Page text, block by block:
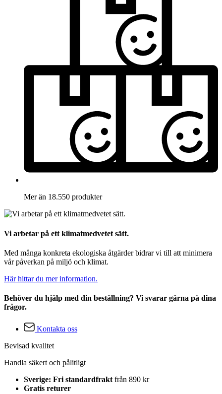
Mer än 18.550 produkter
Vi arbetar på ett klimatmedvetet sätt.
Med många konkreta ekologiska åtgärder bidrar vi till att minimera
vår påverkan på miljö och klimat.
Här hittar du mer information.
Behöver du hjälp med din beställning? Vi svarar gärna på dina
frågor.
Kontakta oss
Bevisad kvalitet
Handla säkert och pålitligt
Sverige: Fri standardfrakt från 890 kr
Gratis returer